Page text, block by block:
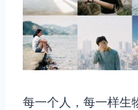
每一个人，每一样生